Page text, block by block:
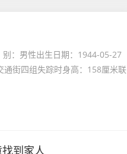
男性出生日期：1944-05-27
街四组失踪时身高：158厘米联
到家人